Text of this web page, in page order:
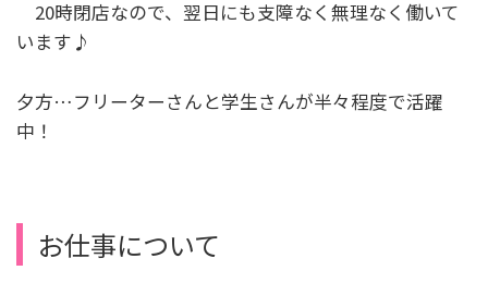
20時閉店なので、翌日にも支障なく無理なく働いて
います♪
夕方…フリーターさんと学生さんが半々程度で活躍
中！
お仕事について